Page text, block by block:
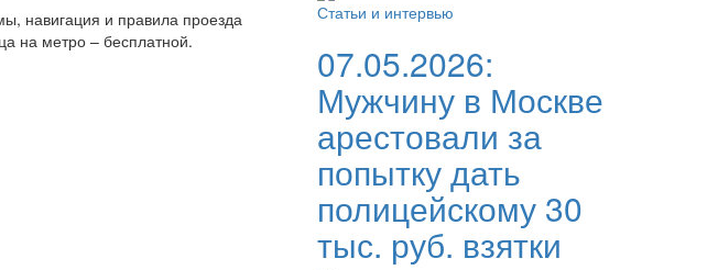
навигация и правила проезда
на метро – бесплатной.
Статьи и интервью
07.05.2026:
Мужчину в Москве
арестовали за
попытку дать
полицейскому 30
тыс. руб. взятки